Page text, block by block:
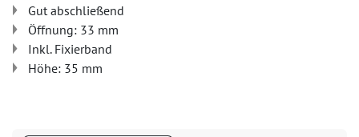
Gut abschließend
Öffnung: 33 mm
Inkl. Fixierband
Höhe: 35 mm